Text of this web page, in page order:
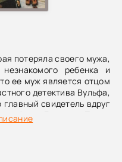
потеряла своего мужа,
ребенка и
ее муж является отцом
детектива Вульфа,
свидетель вдруг
Арчи Гудвина. После
но затем ее